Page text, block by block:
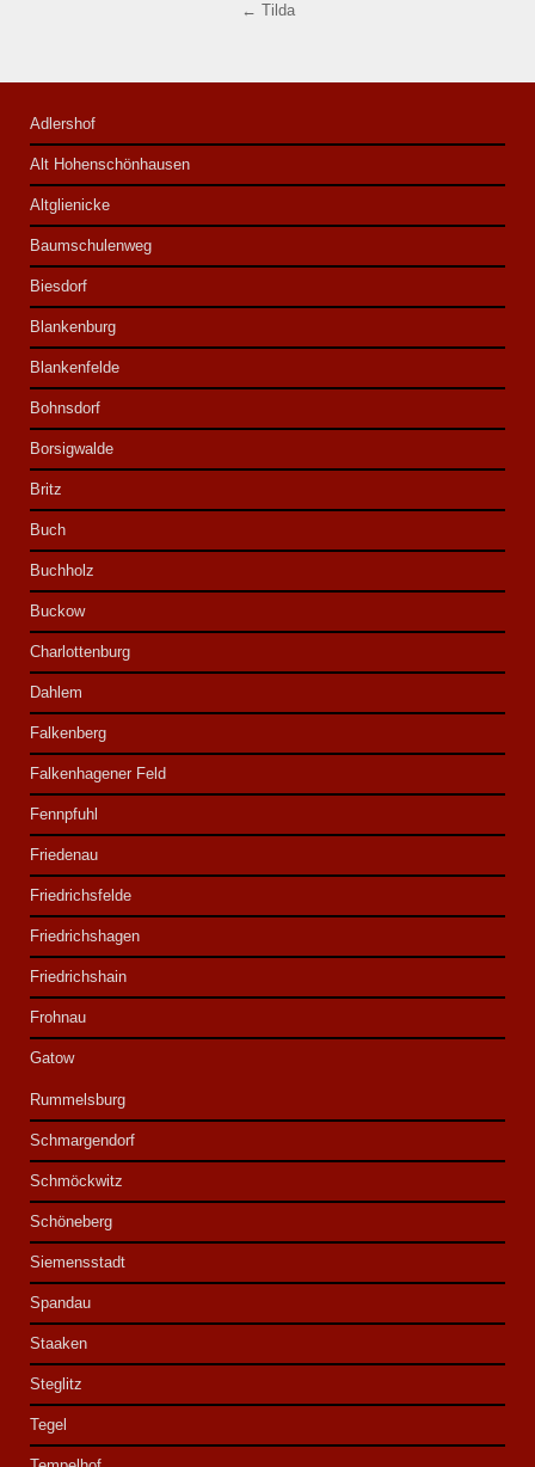
← Tilda
Adlershof
Alt Hohenschönhausen
Altglienicke
Baumschulenweg
Biesdorf
Blankenburg
Blankenfelde
Bohnsdorf
Borsigwalde
Britz
Buch
Buchholz
Buckow
Charlottenburg
Dahlem
Falkenberg
Falkenhagener Feld
Fennpfuhl
Friedenau
Friedrichsfelde
Friedrichshagen
Friedrichshain
Frohnau
Gatow
Rummelsburg
Schmargendorf
Schmöckwitz
Schöneberg
Siemensstadt
Spandau
Staaken
Steglitz
Tegel